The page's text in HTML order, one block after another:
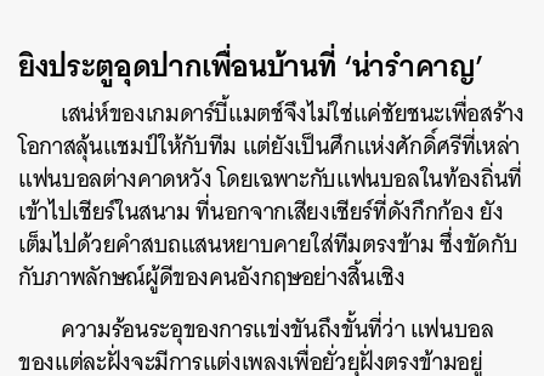
ยิงประตูอุดปากเพื่อนบ้านที่ ‘น่ารำคาญ’
เสน่ห์ของเกมดาร์บี้แมตช์จึงไม่ใช่แค่ชัยชนะเพื่อสร้าง
โอกาสลุ้นแชมป์ให้กับทีม แต่ยังเป็นศึกแห่งศักดิ์ศรีที่เหล่า
แฟนบอลต่างคาดหวัง โดยเฉพาะกับแฟนบอลในท้องถิ่นที่
เข้าไปเชียร์ในสนาม ที่นอกจากเสียงเชียร์ที่ดังกึกก้อง ยัง
เต็มไปด้วยคำสบถแสนหยาบคายใส่ทีมตรงข้าม ซึ่งขัดกับ
กับภาพลักษณ์ผู้ดีของคนอังกฤษอย่างสิ้นเชิง
ความร้อนระอุของการแข่งขันถึงขั้นที่ว่า แฟนบอล
ของแต่ละฝั่งจะมีการแต่งเพลงเพื่อยั่วยุฝั่งตรงข้ามอยู่